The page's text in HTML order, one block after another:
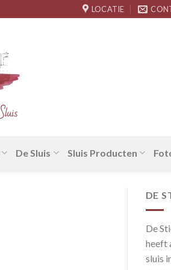
LOCATIE
De Sluis Sluis Producten
DE
De
heeft
sluis